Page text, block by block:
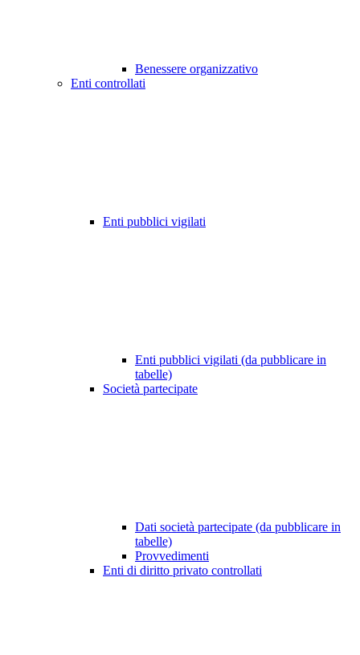
Benessere organizzativo
Enti controllati
Enti pubblici vigilati
Enti pubblici vigilati (da pubblicare in
tabelle)
Società partecipate
Dati società partecipate (da pubblicare in
tabelle)
Provvedimenti
Enti di diritto privato controllati